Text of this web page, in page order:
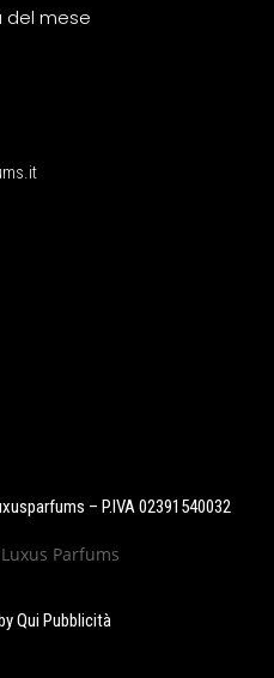
del mese
– P.IVA 02391540032
Qui Pubblicità